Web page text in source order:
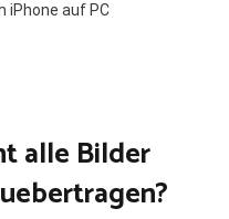
iPhone auf PC
alle Bilder